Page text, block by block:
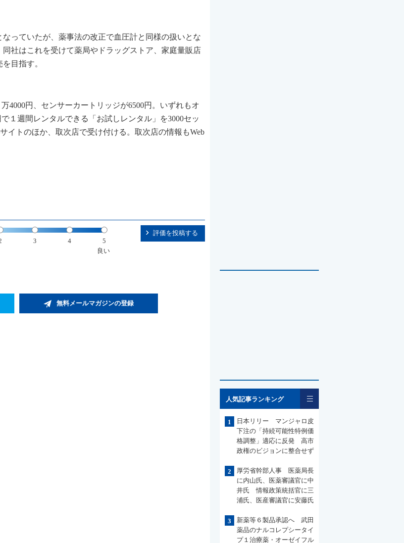
っていたが、薬事法の改正で血圧計と同様の扱いとな
社はこれを受けて薬局やドラッグストア、家庭量販店
目指す。
4000円、センサーカートリッジが6500円。いずれもオ
１週間レンタルできる「お試しレンタル」を3000セッ
イトのほか、取次店で受け付ける。取次店の情報もWeb
3 4
5
良い
評価を投稿する
無料メールマガジンの登録
人気記事ランキング
1
日本リリー マンジャロ皮
下注の「持続可能性特例価
格調整」適応に反発 高市
政権のビジョンに整合せず
2
厚労省幹部人事 医薬局長
に内山氏、医薬審議官に中
井氏 情報政策統括官に三
浦氏、医産審議官に安藤氏
3
新薬等６製品承認へ 武田
薬品のナルコレプシータイ
プ１治療薬・オーゼイフル